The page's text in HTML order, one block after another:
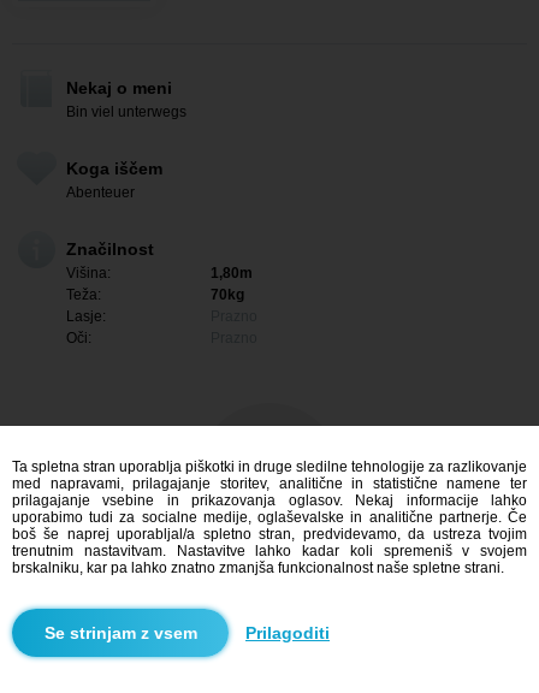
Nekaj o meni
Bin viel unterwegs
Koga iščem
Abenteuer
Značilnost
Višina:
1,80m
Teža:
70kg
Lasje:
Oči:
Me zanima
Iskanje
Ta spletna stran uporablja piškotki in druge sledilne tehnologije za razlikovanje
med napravami, prilagajanje storitev, analitične in statistične namene ter
prilagajanje vsebine in prikazovanja oglasov. Nekaj informacije lahko
uporabimo tudi za socialne medije, oglaševalske in analitične partnerje. Če
boš še naprej uporabljal/a spletno stran, predvidevamo, da ustreza tvojim
trenutnim nastavitvam. Nastavitve lahko kadar koli spremeniš v svojem
brskalniku, kar pa lahko znatno zmanjša funkcionalnost naše spletne strani.
Prilagoditi